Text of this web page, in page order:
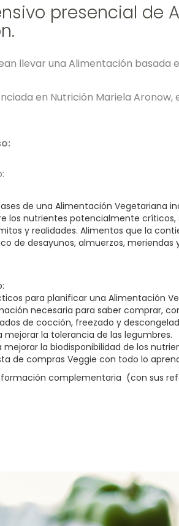
presencial de
llevar una Alimentación basada
en Nutrición Mariela
de una Alimentación Vegetariana
los nutrientes potencialmente
y realidades. Alimentos que la
de desayunos, almuerzos,
para planificar una Alimentación
necesaria para saber comprar,
de cocción, freezado y
mejorar la tolerancia de las legumbres.
mejorar la biodisponibilidad de los
de compras Veggie con todo lo
complementaria (con sus